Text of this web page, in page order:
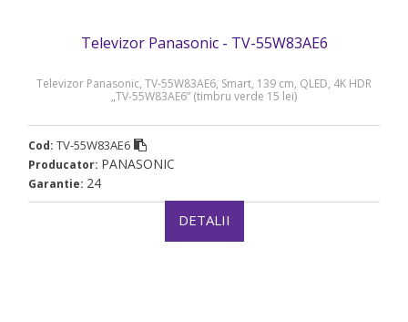
Televizor Panasonic - TV-55W83AE6
Televizor Panasonic, TV-55W83AE6, Smart, 139 cm, QLED, 4K HDR
„TV-55W83AE6” (timbru verde 15 lei)
Cod: TV-55W83AE6
Producator: PANASONIC
Garantie: 24
DETALII